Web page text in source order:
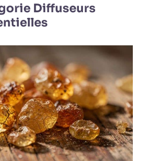
Diffuseurs